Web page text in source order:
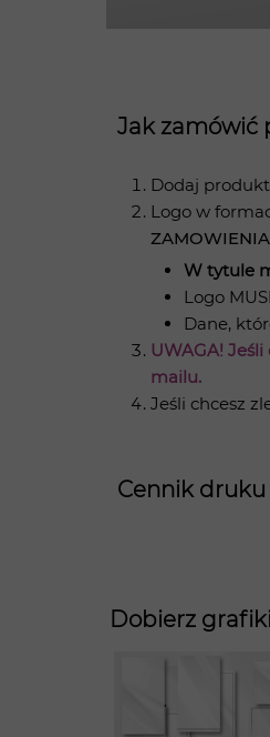
Jak zamówić
Dodaj
Logo w
W tytule
Logo
Dane,
UWAGA!
mailu.
Jeśli chcesz
Cennik druku
Dobierz